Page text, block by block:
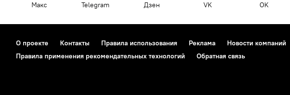
Макс Telegram Дзен VK OK
О проекте Контакты Правила использования Реклама Новости компаний
Правила применения рекомендательных технологий
Обратная связь